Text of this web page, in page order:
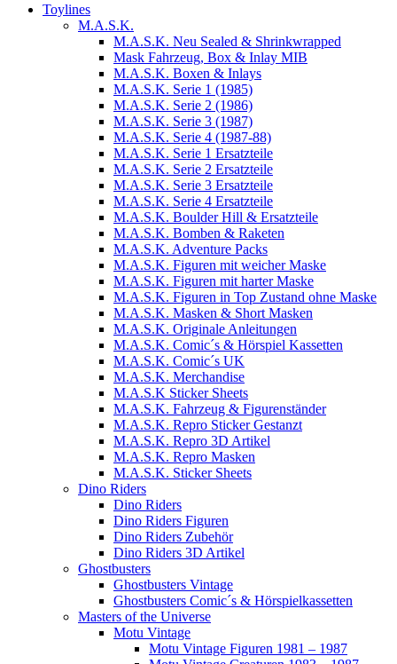
Toylines
M.A.S.K.
M.A.S.K. Neu Sealed & Shrinkwrapped
Mask Fahrzeug, Box & Inlay MIB
M.A.S.K. Boxen & Inlays
M.A.S.K. Serie 1 (1985)
M.A.S.K. Serie 2 (1986)
M.A.S.K. Serie 3 (1987)
M.A.S.K. Serie 4 (1987-88)
M.A.S.K. Serie 1 Ersatzteile
M.A.S.K. Serie 2 Ersatzteile
M.A.S.K. Serie 3 Ersatzteile
M.A.S.K. Serie 4 Ersatzteile
M.A.S.K. Boulder Hill & Ersatzteile
M.A.S.K. Bomben & Raketen
M.A.S.K. Adventure Packs
M.A.S.K. Figuren mit weicher Maske
M.A.S.K. Figuren mit harter Maske
M.A.S.K. Figuren in Top Zustand ohne Maske
M.A.S.K. Masken & Short Masken
M.A.S.K. Originale Anleitungen
M.A.S.K. Comic´s & Hörspiel Kassetten
M.A.S.K. Comic´s UK
M.A.S.K. Merchandise
M.A.S.K Sticker Sheets
M.A.S.K. Fahrzeug & Figurenständer
M.A.S.K. Repro Sticker Gestanzt
M.A.S.K. Repro 3D Artikel
M.A.S.K. Repro Masken
M.A.S.K. Sticker Sheets
Dino Riders
Dino Riders
Dino Riders Figuren
Dino Riders Zubehör
Dino Riders 3D Artikel
Ghostbusters
Ghostbusters Vintage
Ghostbusters Comic´s & Hörspielkassetten
Masters of the Universe
Motu Vintage
Motu Vintage Figuren 1981 – 1987